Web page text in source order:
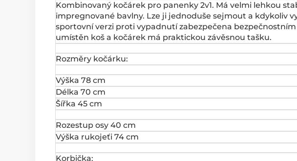
Kombinovaný kočárek pro panenky 2v1. Má velmi lehkou
impregnované bavlny. Lze ji jednoduše sejmout a kdykoliv
sportovní verzi proti vypadnutí zabezpečena
umístěn koš a kočárek má praktickou závěsnou tašku.
Rozměry kočárku:
Výška 78 cm
Délka 70 cm
Šířka 45 cm
Rozestup osy 40 cm
Výška rukojeťi 74 cm
Korbička: